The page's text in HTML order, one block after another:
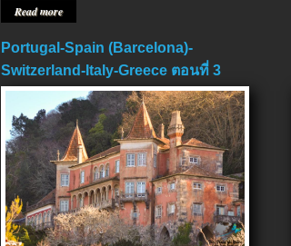
Read more
Portugal-Spain (Barcelona)-
Switzerland-Italy-Greece ตอนที่ 3